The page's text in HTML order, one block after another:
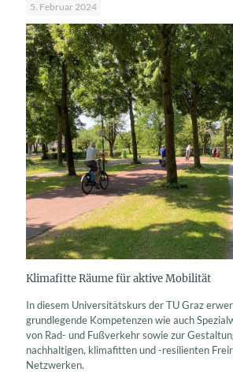
5. Februar 2024
Klimafitte Räume für aktive Mobilität
In diesem Universitätskurs der TU Graz
grundlegende Kompetenzen wie auch
von Rad- und Fußverkehr sowie zur
nachhaltigen, klimafitten und -resilienten
Netzwerken.